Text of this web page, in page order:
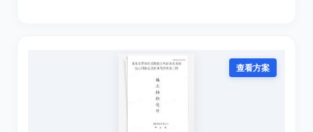
查看方案